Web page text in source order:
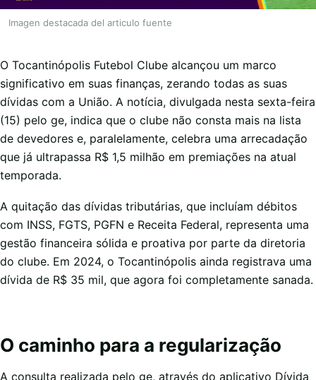
Imagen destacada del articulo fuente
O Tocantinópolis Futebol Clube alcançou um marco
significativo em suas finanças, zerando todas as suas
dívidas com a União. A notícia, divulgada nesta sexta-feira
(15) pelo ge, indica que o clube não consta mais na lista
de devedores e, paralelamente, celebra uma arrecadação
que já ultrapassa R$ 1,5 milhão em premiações na atual
temporada.
A quitação das dívidas tributárias, que incluíam débitos
com INSS, FGTS, PGFN e Receita Federal, representa uma
gestão financeira sólida e proativa por parte da diretoria
do clube. Em 2024, o Tocantinópolis ainda registrava uma
dívida de R$ 35 mil, que agora foi completamente sanada.
O caminho para a regularização
A consulta realizada pelo ge, através do aplicativo Dívida